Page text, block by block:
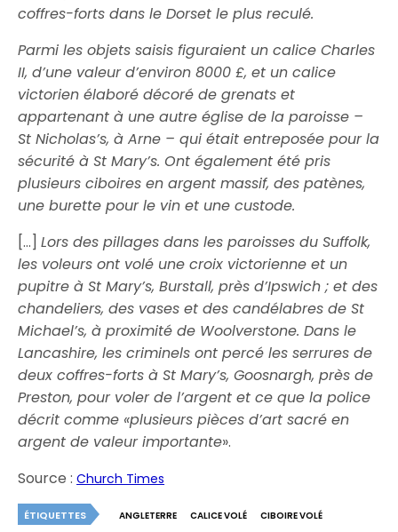
coffres-forts dans le Dorset le plus reculé.
Parmi les objets saisis figuraient un calice Charles
II, d’une valeur d’environ 8000 £, et un calice
victorien élaboré décoré de grenats et
appartenant à une autre église de la paroisse –
St Nicholas’s, à Arne – qui était entreposée pour la
sécurité à St Mary’s. Ont également été pris
plusieurs ciboires en argent massif, des patènes,
une burette pour le vin et une custode.
[…]Lors des pillages dans les paroisses du Suffolk,
les voleurs ont volé une croix victorienne et un
pupitre à St Mary’s, Burstall, près d’Ipswich ; et des
chandeliers, des vases et des candélabres de St
Michael’s, à proximité de Woolverstone.Dans le
Lancashire, les criminels ont percé les serrures de
deux coffres-forts à St Mary’s, Goosnargh, près de
Preston, pour voler de l’argent et ce que la police
décrit comme «plusieurs pièces d’art sacré en
argent de valeur importante».
Source :Church Times
ÉTIQUETTES ANGLETERRE CALICE VOLÉ
CIBOIRE VOLÉ